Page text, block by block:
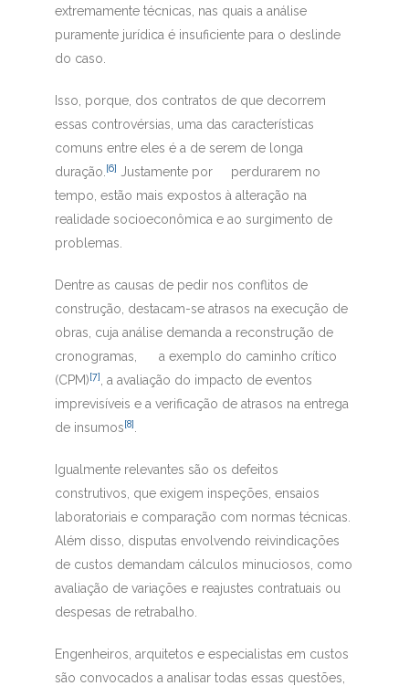
extremamente técnicas, nas quais a análise
puramente jurídica é insuficiente para o deslinde
do caso.
Isso, porque, dos contratos de que decorrem
essas controvérsias, uma das características
comuns entre eles é a de serem de longa
duração.[6] Justamente por perdurarem no
tempo, estão mais expostos à alteração na
realidade socioeconômica e ao surgimento de
problemas.
Dentre as causas de pedir nos conflitos de
construção, destacam-se atrasos na execução de
obras, cuja análise demanda a reconstrução de
cronogramas, a exemplo do caminho crítico
(CPM)[7], a avaliação do impacto de eventos
imprevisíveis e a verificação de atrasos na entrega
de insumos[8].
Igualmente relevantes são os defeitos
construtivos, que exigem inspeções, ensaios
laboratoriais e comparação com normas técnicas.
Além disso, disputas envolvendo reivindicações
de custos demandam cálculos minuciosos, como
avaliação de variações e reajustes contratuais ou
despesas de retrabalho.
Engenheiros, arquitetos e especialistas em custos
são convocados a analisar todas essas questões,